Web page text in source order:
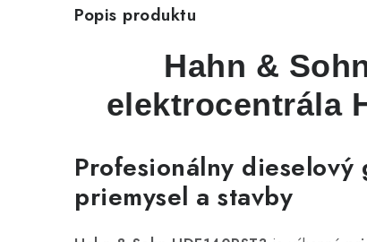
Popis produktu
Hahn &
elektrocentrála
Profesionálny
priemysel a stavby